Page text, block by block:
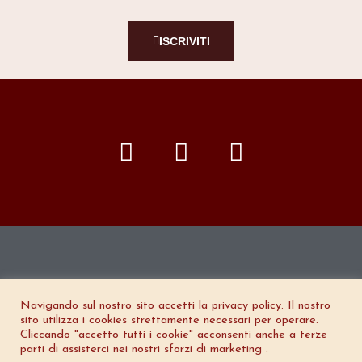
ISCRIVITI
F
a
k
Y
o
I
n
a
m
Copyright © 2024 Nitya & Ninad | Designed
by Coot Design Studio
Navigando sul nostro sito accetti la privacy policy. Il nostro
sito utilizza i cookies strettamente necessari per operare.
Cliccando "accetto tutti i cookie" acconsenti anche a terze
parti di assisterci nei nostri sforzi di marketing .